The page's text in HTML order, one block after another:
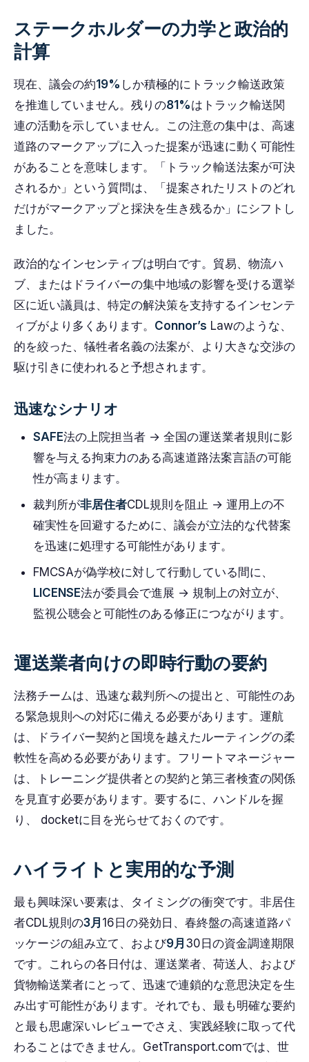
ステークホルダーの力学と政治的
計算
現在、議会の約19% しか積極的にトラック輸送政策
を推進していません。残りの81%はトラック輸送関
連の活動を示していません。この注意の集中は、高速
道路のマークアップに入った提案が迅速に動く可能性
があることを意味します。「トラック輸送法案が可決
されるか」という質問は、「提案されたリストのどれ
だけがマークアップと採決を生き残るか」にシフトし
ました。
政治的なインセンティブは明白です。貿易、物流ハ
ブ、またはドライバーの集中地域の影響を受ける選挙
区に近い議員は、特定の解決策を支持するインセンテ
ィブがより多くあります。 Connor’s Lawのような、
的を絞った、犠牲者名義の法案が、より大きな交渉の
駆け引きに使われると予想されます。
迅速なシナリオ
SAFE法の上院担当者 → 全国の運送業者規則に影
響を与える拘束力のある高速道路法案言語の可能
性が高まります。
裁判所が非居住者CDL規則を阻止 → 運用上の不
確実性を回避するために、議会が立法的な代替案
を迅速に処理する可能性があります。
FMCSAが偽学校に対して行動している間に、
LICENSE法が委員会で進展 → 規制上の対立が、
監視公聴会と可能性のある修正につながります。
運送業者向けの即時行動の要約
法務チームは、迅速な裁判所への提出と、可能性のあ
る緊急規則への対応に備える必要があります。運航
は、ドライバー契約と国境を越えたルーティングの柔
軟性を高める必要があります。フリートマネージャー
は、トレーニング提供者との契約と第三者検査の関係
を見直す必要があります。要するに、ハンドルを握
り、 docketに目を光らせておくのです。
ハイライトと実用的な予測
最も興味深い要素は、タイミングの衝突です。非居住
者CDL規則の3月 16日の発効日、春終盤の高速道路パ
ッケージの組み立て、および9月 30日の資金調達期限
です。これらの各日付は、運送業者、荷送人、および
貨物輸送業者にとって、迅速で連鎖的な意思決定を生
み出す可能性があります。それでも、最も明確な要約
と最も思慮深いレビューでさえ、実践経験に取って代
わることはできません。GetTransport.comでは、世